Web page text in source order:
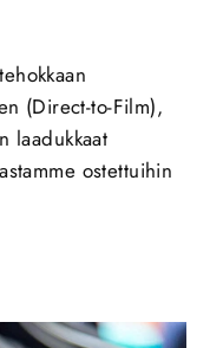
(Direct‑to‑Film),
laadukkaat
ostettuihin